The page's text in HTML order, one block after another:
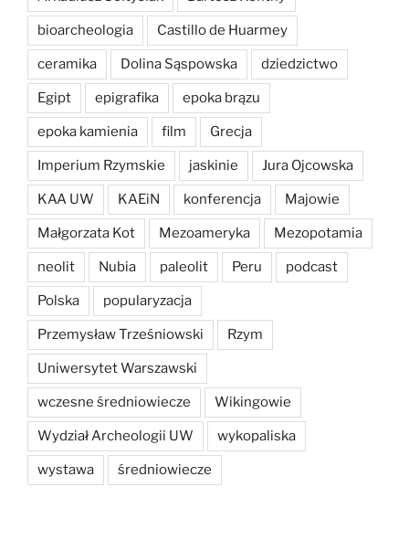
bioarcheologia Castillo de Huarmey
ceramika Dolina Sąspowska dziedzictwo
Egipt epigrafika epoka brązu
epoka kamienia film Grecja
Imperium Rzymskie jaskinie Jura Ojcowska
KAA UW KAEiN konferencja Majowie
Małgorzata Kot Mezoameryka Mezopotamia
neolit Nubia paleolit Peru podcast
Polska popularyzacja
Przemysław Trześniowski Rzym
Uniwersytet Warszawski
wczesne średniowiecze Wikingowie
Wydział Archeologii UW wykopaliska
wystawa średniowiecze